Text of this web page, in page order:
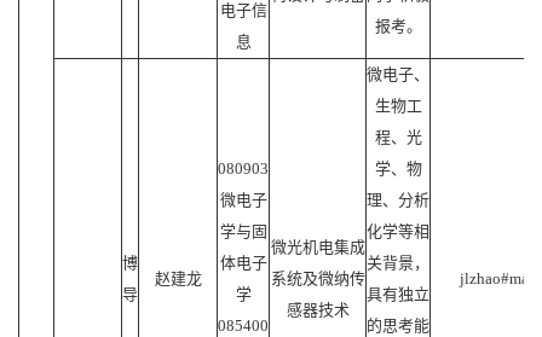
电子信
息
报考。
博
导
赵建龙
080903
微电子
学与固
体电子
学
085400
微光机电集成
系统及微纳传
感器技术
微电子、
生物工
程、光
学、物
理、分析
化学等相
关背景，
具有独立
的思考能